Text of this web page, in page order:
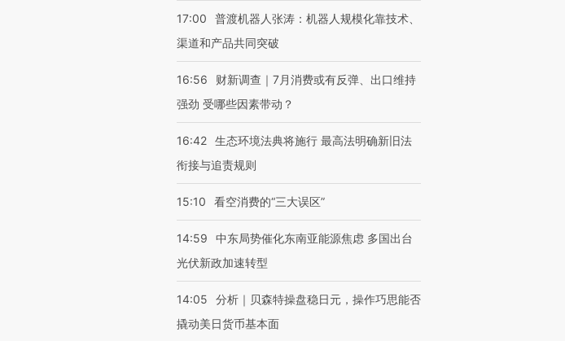
17:00
普渡机器人张涛：机器人规模化靠技术、
渠道和产品共同突破
16:56
财新调查｜7月消费或有反弹、出口维持
强劲 受哪些因素带动？
16:42 生态环境法典将施行 最高法明确新旧法
衔接与追责规则
15:10 看空消费的“三大误区”
14:59
中东局势催化东南亚能源焦虑 多国出台
光伏新政加速转型
14:05
分析｜贝森特操盘稳日元，操作巧思能否
撬动美日货币基本面